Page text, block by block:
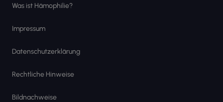
Was ist Hämophilie?
Impressum
Datenschutzerklärung
Rechtliche Hinweise
Bildnachweise